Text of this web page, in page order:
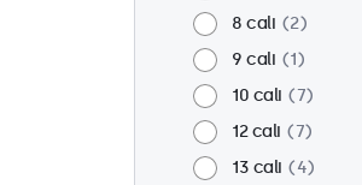
8 cali
2
9 cali
1
10 cali
7
12 cali
7
13 cali
4